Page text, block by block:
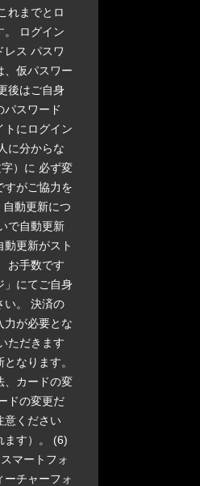
れまでとロ
。 ログイン
レス パスワ
、仮パスワー
後はご自身
パスワード
トにログイン
に分からな
）に 必ず変
すがご協力を
動更新につ
で自動更新
動更新がスト
お手数です
」にてご自身
い。 決済の
力が必要とな
ただきます
なります。
、カードの変
ドの変更だ
意ください
ます）。 (6)
マートフォ
ーチャーフォ